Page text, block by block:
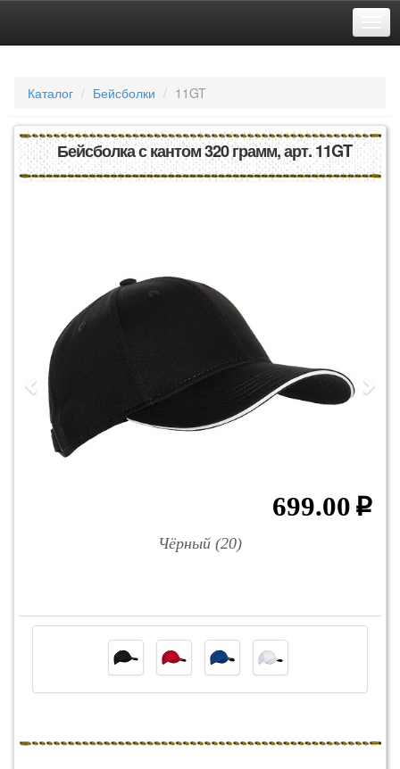
Каталог Бейсболки 11GT
Бейсболка с кантом 320 грамм, арт. 11GT
Чёрный (20)
699.00 p